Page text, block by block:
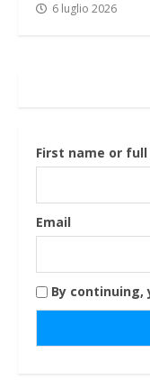
6 luglio 2026
First name or full
Email
By continuing,